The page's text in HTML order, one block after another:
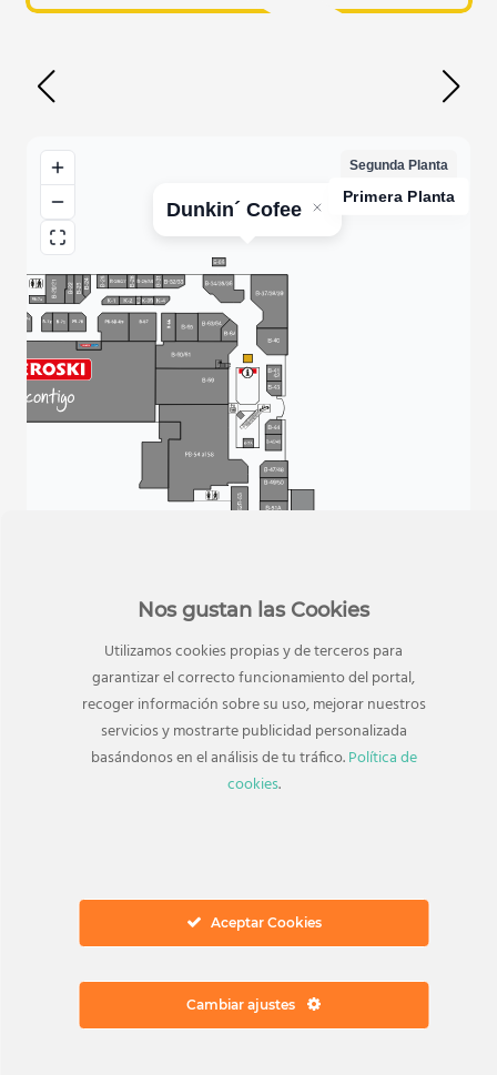
TAMBIÉN TE PUEDE INTERESAR
Tiendas relacionadas
Nos gustan las Cookies
Utilizamos cookies propias y de terceros para
garantizar el correcto funcionamiento del portal,
recoger información sobre su uso, mejorar nuestros
servicios y mostrarte publicidad personalizada
basándonos en el análisis de tu tráfico.Política de
cookies.
Aceptar Cookies
Cambiar ajustes